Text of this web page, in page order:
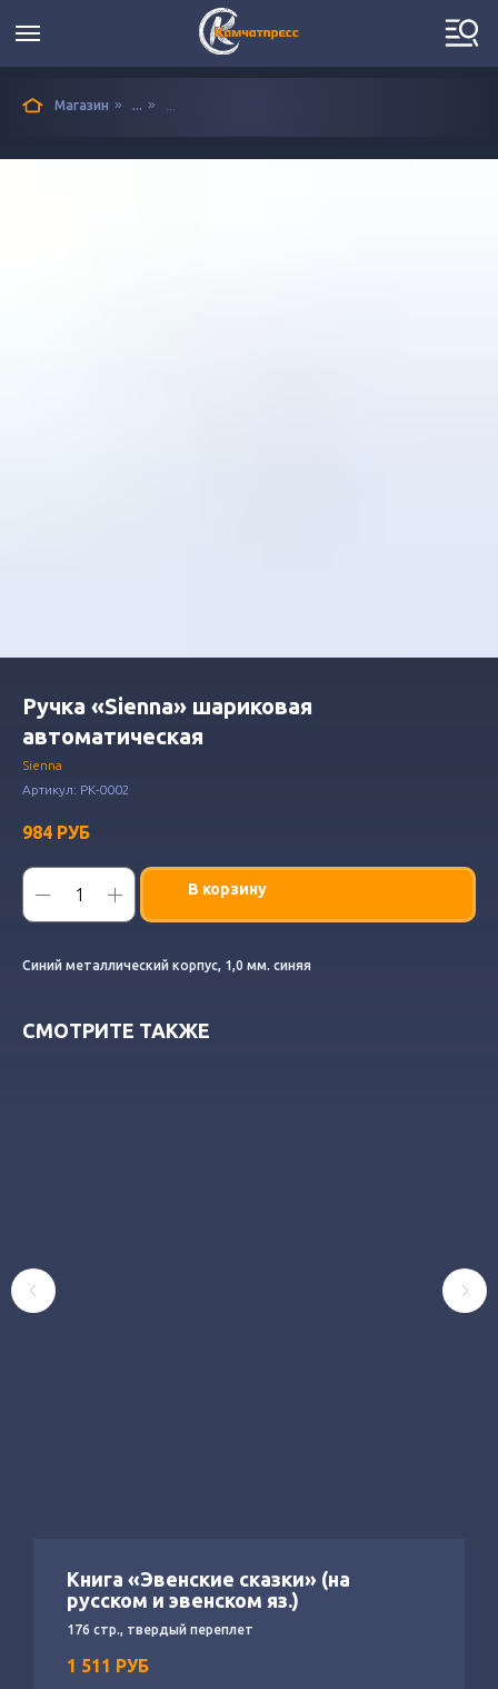
Магазин » ... »
Ручка «Sienna» шариковая
автоматическая
Sienna
Артикул: РК-0002
984 РУБ
В корзину
Синий металлический корпус, 1,0 мм. синяя
СМОТРИТЕ ТАКЖЕ
Книга «Эвенские сказки» (на
русском и эвенском яз.)
176 стр., твердый переплет
1 511 РУБ